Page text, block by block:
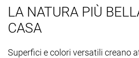
LA NATURA PIÙ
CASA
Superfici e colori versatili creano